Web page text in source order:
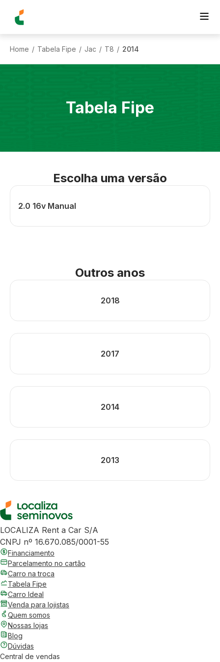
Home / Tabela Fipe / Jac / T8 / 2014
Tabela Fipe
Escolha uma versão
2.0 16v Manual
Outros anos
2018
2017
2014
2013
LOCALIZA Rent a Car S/A
CNPJ nº 16.670.085/0001-55
Financiamento
Parcelamento no cartão
Carro na troca
Tabela Fipe
Carro Ideal
Venda para lojistas
Quem somos
Nossas lojas
Blog
Dúvidas
Central de vendas